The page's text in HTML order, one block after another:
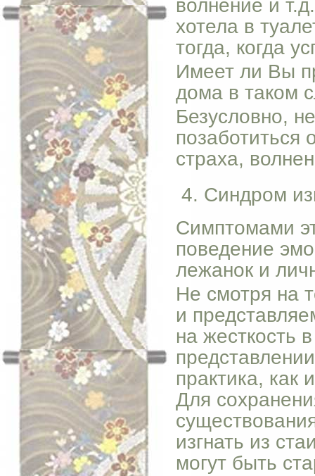
волнение и
хотела в
тогда, когда
Имеет ли Вы
дома в таком
Безусловно,
страха,
Синдром
Симптомами
поведение
лежанок и
Не смотря на
и
на жесткость
практика, как
Для
изгнать из
могут быть